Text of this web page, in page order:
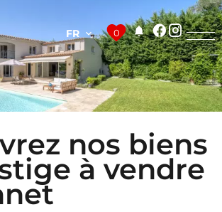
FR 0
nos biens
à vendre